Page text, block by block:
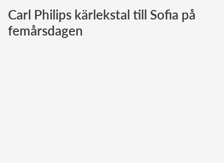
Norska kungahuset
Carl Philips kärlekstal till Sofia på
femårsdagen